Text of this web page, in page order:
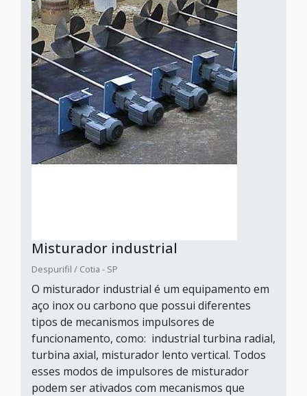
Misturador industrial
Despurifil / Cotia - SP
O misturador industrial é um equipamento em
aço inox ou carbono que possui diferentes
tipos de mecanismos impulsores de
funcionamento, como: industrial turbina radial,
turbina axial, misturador lento vertical. Todos
esses modos de impulsores de misturador
podem ser ativados com mecanismos que